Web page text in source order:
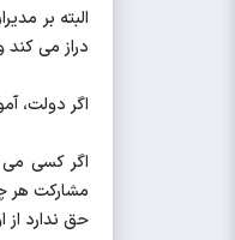
البته بر
دراز می
اگر دولت،
اگر کسی می
حق ندارد